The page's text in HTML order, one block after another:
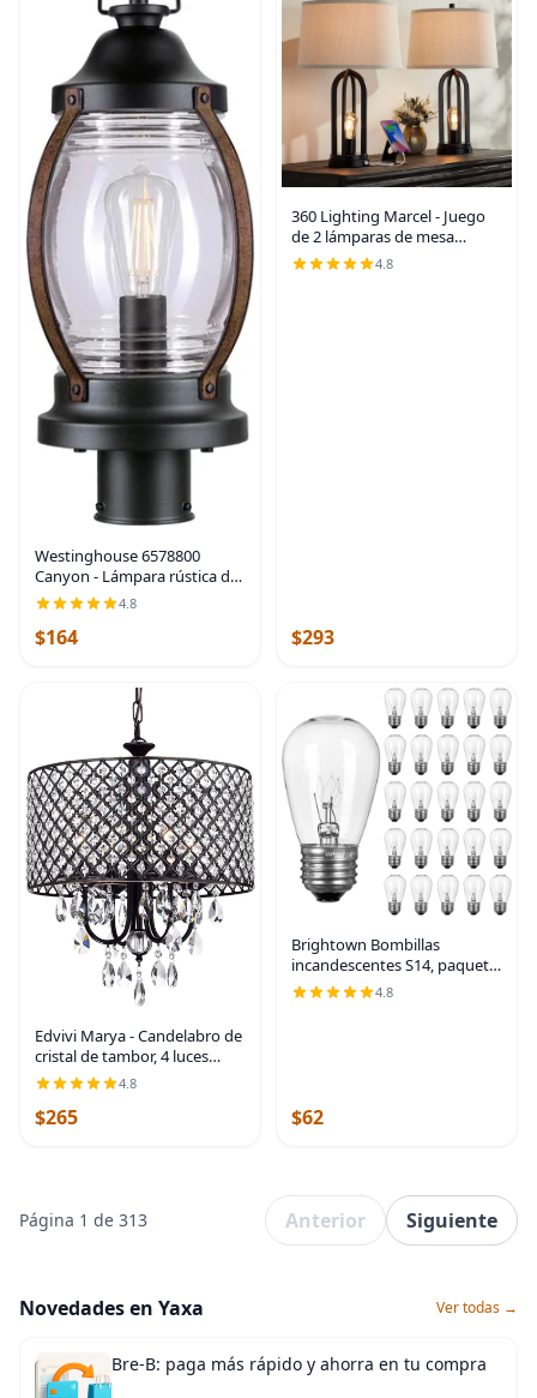
Westinghouse 6578800
Canyon - Lámpara rústica de
una sola luz para exteriores
de madera de granero, cristal
4.8
$164
360 Lighting Marcel - Juego
de 2 lámparas de mesa
industriales modernas de 24
1/4 pulgadas de alto, con
4.8
$293
Edvivi Marya - Candelabro de
cristal de tambor, 4 luces
glamorosas con acabado de
bronce aceitado, luz de techo
ajustable con pantalla
4.8
$265
Brightown Bombillas
incandescentes S14, paquete
de 26 unidades, 11 W, base
E26, blanco cálido | Edison -
4.8
$62
Página 1 de 313 Anterior Siguiente
Novedades en Yaxa Ver todas →
Bre-B: paga más rápido y ahorra en tu compra